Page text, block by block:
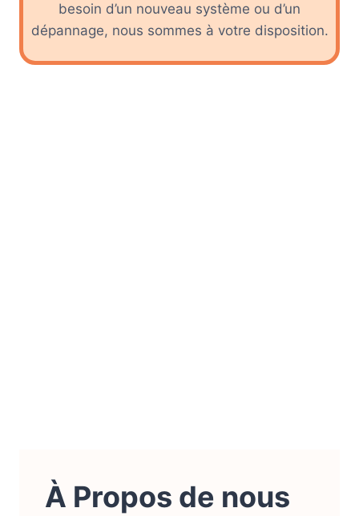
besoin d’un nouveau système ou d’un
dépannage, nous sommes à votre disposition.
À Propos de nous